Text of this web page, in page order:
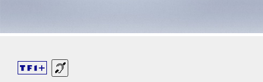
Sourds et malentendants